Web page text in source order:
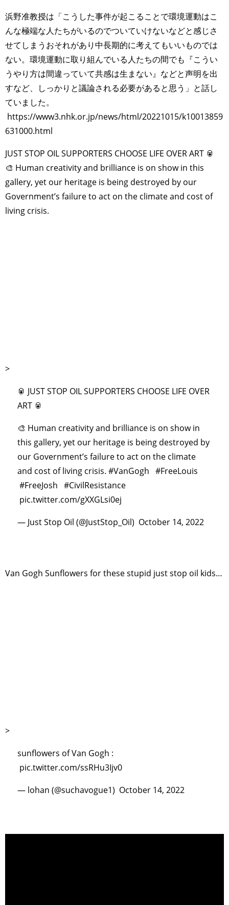
浜野准教授は「こうした事件が起こることで環境運動はこ
んな極端な人たちがいるのでついていけないなどと感じさ
せてしまうおそれがあり中長期的に考えてもいいものでは
ない。環境運動に取り組んでいる人たちの間でも『こうい
うやり方は間違っていて共感は生まない』などと声明を出
すなど、しっかりと議論される必要があると思う」と話し
ていました。
https://www3.nhk.or.jp/news/html/20221015/k10013859
631000.html
JUST STOP OIL SUPPORTERS CHOOSE LIFE OVER ART 🥫
🎨 Human creativity and brilliance is on show in this
gallery, yet our heritage is being destroyed by our
Government’s failure to act on the climate and cost of
living crisis.
>
🥫 JUST STOP OIL SUPPORTERS CHOOSE LIFE OVER
ART 🥫
🎨 Human creativity and brilliance is on show in
this gallery, yet our heritage is being destroyed by
our Government’s failure to act on the climate
and cost of living crisis. #VanGogh #FreeLouis
#FreeJosh #CivilResistance
pic.twitter.com/gXXGLsi0ej
— Just Stop Oil (@JustStop_Oil) October 14, 2022
Van Gogh Sunflowers for these stupid just stop oil kids…
>
sunflowers of Van Gogh :
pic.twitter.com/ssRHu3Ijv0
— lohan (@suchavogue1) October 14, 2022